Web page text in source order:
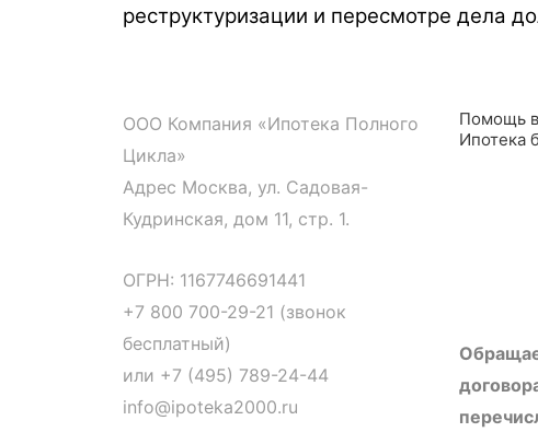
реструктуризации и пересмотре дела
ООО Компания «Ипотека Полного
Цикла»
Адрес Москва, ул. Садовая-
Кудринская, дом 11, стр. 1.
ОГРН: 1167746691441
+7 800 700-29-21 (звонок
бесплатный)
или +7 (495) 789-24-44
info@ipoteka2000.ru
Помощь
Ипотека